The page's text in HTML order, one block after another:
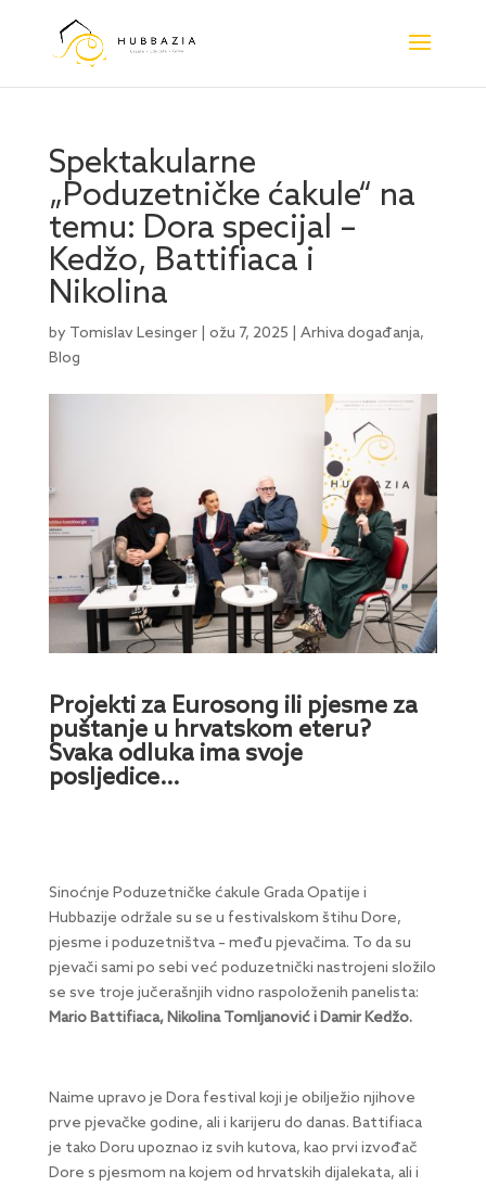
Spektakularne
„Poduzetničke ćakule“ na
temu: Dora specijal –
Kedžo, Battifiaca i
Nikolina
by Tomislav Lesinger| ožu 7, 2025 Arhiva događanja,
Blog
Projekti za Eurosong ili pjesme za
puštanje u hrvatskom eteru?
Svaka odluka ima svoje
posljedice…
Sinoćnje Poduzetničke ćakule Grada Opatije i
Hubbazije održale su se u festivalskom štihu Dore,
pjesme i poduzetništva – među pjevačima. To da su
pjevači sami po sebi već poduzetnički nastrojeni složilo
se sve troje jučerašnjih vidno raspoloženih panelista:
Mario Battifiaca, Nikolina Tomljanović i Damir Kedžo.
Naime upravo je Dora festival koji je obilježio njihove
prve pjevačke godine, ali i karijeru do danas. Battifiaca
je tako Doru upoznao iz svih kutova, kao prvi izvođač
Dore s pjesmom na kojem od hrvatskih dijalekata, ali i